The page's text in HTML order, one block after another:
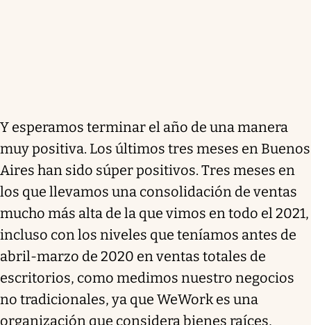
Y esperamos terminar el año de una manera
muy positiva. Los últimos tres meses en Buenos
Aires han sido súper positivos. Tres meses en
los que llevamos una consolidación de ventas
mucho más alta de la que vimos en todo el 2021,
incluso con los niveles que teníamos antes de
abril-marzo de 2020 en ventas totales de
escritorios, como medimos nuestro negocios
no tradicionales, ya que WeWork es una
organización que considera bienes raíces,